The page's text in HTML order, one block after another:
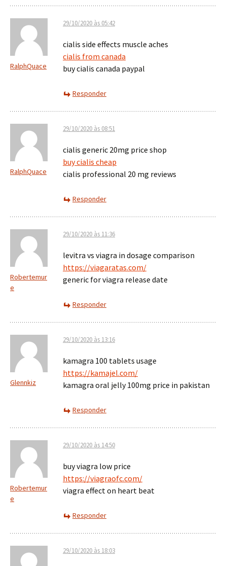
RalphQuace
29/10/2020 às 05:42
cialis side effects muscle aches
cialis from canada
buy cialis canada paypal
Responder
RalphQuace
29/10/2020 às 08:51
cialis generic 20mg price shop
buy cialis cheap
cialis professional 20 mg reviews
Responder
Robertemur
e
29/10/2020 às 11:36
levitra vs viagra in dosage comparison
https://viagaratas.com/
generic for viagra release date
Responder
Glennkiz
29/10/2020 às 13:16
kamagra 100 tablets usage
https://kamajel.com/
kamagra oral jelly 100mg price in pakistan
Responder
Robertemur
e
29/10/2020 às 14:50
buy viagra low price
https://viagraofc.com/
viagra effect on heart beat
Responder
29/10/2020 às 18:03